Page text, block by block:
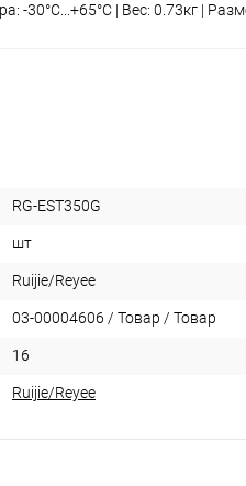
-30°C...+65°C | Вес: 0.73кг |
RG-EST350G
шт
Ruijie/Reyee
03-00004606 / Товар / Товар
16
Ruijie/Reyee